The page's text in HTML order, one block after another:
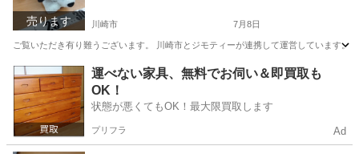
売ります 川崎市 7月8日
ご覧いただき有り難うございます。 川崎市とジモティーが連携して運営していま
神奈川 川崎市 おもちゃ リユース
運べない家具、無料でお伺い＆即買取も
OK！
状態が悪くてもOK！最大限買取します
プリフラ Ad